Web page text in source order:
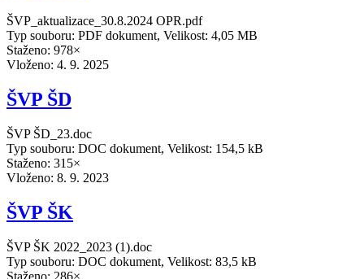
ŠVP_aktualizace_30.8.2024 OPR.pdf
Typ souboru: PDF dokument, Velikost: 4,05 MB
Staženo: 978×
Vloženo: 4. 9. 2025
ŠVP ŠD
ŠVP ŠD_23.doc
Typ souboru: DOC dokument, Velikost: 154,5 kB
Staženo: 315×
Vloženo: 8. 9. 2023
ŠVP ŠK
ŠVP ŠK 2022_2023 (1).doc
Typ souboru: DOC dokument, Velikost: 83,5 kB
Staženo: 286×